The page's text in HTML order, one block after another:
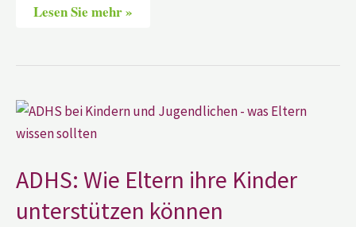
Lesen Sie mehr »
ADHS: Wie Eltern ihre Kinder
unterstützen können
ADHS:
Wie
Eltern
unterstützen
können